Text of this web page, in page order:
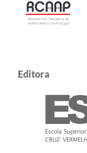
Editora